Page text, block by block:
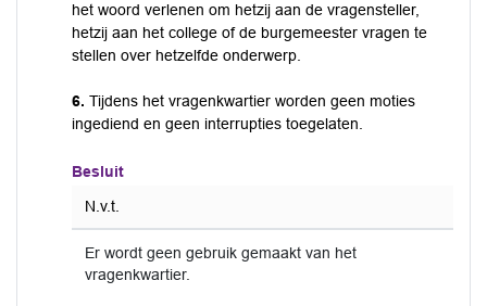
het woord verlenen om hetzij aan de vragensteller,
hetzij aan het college of de burgemeester vragen te
stellen over hetzelfde onderwerp.
6. Tijdens het vragenkwartier worden geen moties
ingediend en geen interrupties toegelaten.
Besluit
N.v.t.
Er wordt geen gebruik gemaakt van het
vragenkwartier.